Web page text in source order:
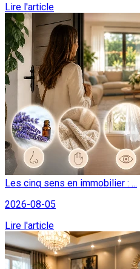
Lire l'article
Les cinq sens en immobilier : ...
2026-08-05
Lire l'article